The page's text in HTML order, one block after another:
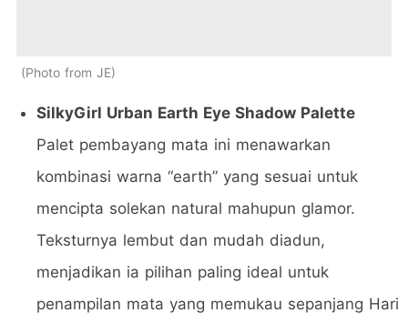
Photo from JE
SilkyGirl Urban Earth Eye Shadow Palette
Palet pembayang mata ini menawarkan
kombinasi warna “earth” yang sesuai untuk
mencipta solekan natural mahupun glamor.
Teksturnya lembut dan mudah diadun,
menjadikan ia pilihan paling ideal untuk
penampilan mata yang memukau sepanjang Hari